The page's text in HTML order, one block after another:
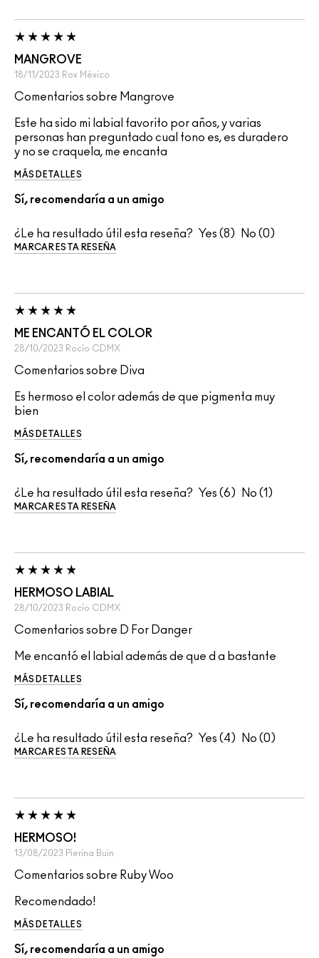
MANGROVE
18/11/2023 Rox México
Comentarios sobre Mangrove
Este ha sido mi labial favorito por años, y varias
personas han preguntado cual tono es, es duradero
y no se craquela, me encanta
MÁS DETALLES
Sí, recomendaría a un amigo
¿Le ha resultado útil esta reseña? 8 0
MARCAR ESTA RESEÑA
ME ENCANTÓ EL COLOR
28/10/2023 Rocío CDMX
Comentarios sobre Diva
Es hermoso el color además de que pigmenta muy
bien
MÁS DETALLES
Sí, recomendaría a un amigo
¿Le ha resultado útil esta reseña? 6 1
MARCAR ESTA RESEÑA
HERMOSO LABIAL
28/10/2023 Rocío CDMX
Comentarios sobre D For Danger
Me encantó el labial además de que d a bastante
MÁS DETALLES
Sí, recomendaría a un amigo
¿Le ha resultado útil esta reseña? 4 0
MARCAR ESTA RESEÑA
HERMOSO!
13/08/2023 Pierina Buin
Comentarios sobre Ruby Woo
Recomendado!
MÁS DETALLES
Sí, recomendaría a un amigo